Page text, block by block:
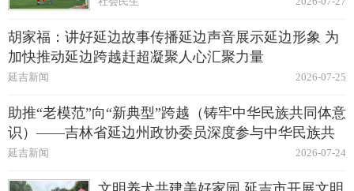
胡家福：讲好延边故事传播延边声音展示延边形象 为
加快推动延边跨越赶超凝聚人心汇聚力量
2026-07-25
延吉新闻
助推“老模范”向“新典型”跨越（铸牢中华民族共同体意
识）——吉林省延边州政协委员深度参与中华民族共
同体建设纪实
2026-07-24
延吉新闻